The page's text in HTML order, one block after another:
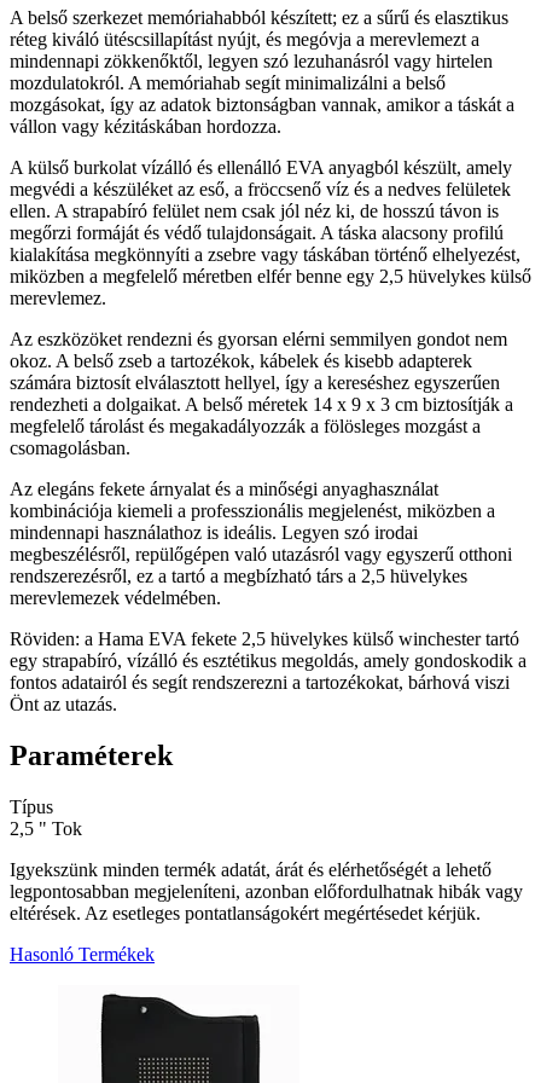
A belső szerkezet memóriahabból készített; ez a sűrű és elasztikus
réteg kiváló ütéscsillapítást nyújt, és megóvja a merevlemezt a
mindennapi zökkenőktől, legyen szó lezuhanásról vagy hirtelen
mozdulatokról. A memóriahab segít minimalizálni a belső
mozgásokat, így az adatok biztonságban vannak, amikor a táskát a
vállon vagy kézitáskában hordozza.
A külső burkolat vízálló és ellenálló EVA anyagból készült, amely
megvédi a készüléket az eső, a fröccsenő víz és a nedves felületek
ellen. A strapabíró felület nem csak jól néz ki, de hosszú távon is
megőrzi formáját és védő tulajdonságait. A táska alacsony profilú
kialakítása megkönnyíti a zsebre vagy táskában történő elhelyezést,
miközben a megfelelő méretben elfér benne egy 2,5 hüvelykes külső
merevlemez.
Az eszközöket rendezni és gyorsan elérni semmilyen gondot nem
okoz. A belső zseb a tartozékok, kábelek és kisebb adapterek
számára biztosít elválasztott hellyel, így a kereséshez egyszerűen
rendezheti a dolgaikat. A belső méretek 14 x 9 x 3 cm biztosítják a
megfelelő tárolást és megakadályozzák a fölösleges mozgást a
csomagolásban.
Az elegáns fekete árnyalat és a minőségi anyaghasználat
kombinációja kiemeli a professzionális megjelenést, miközben a
mindennapi használathoz is ideális. Legyen szó irodai
megbeszélésről, repülőgépen való utazásról vagy egyszerű otthoni
rendszerezésről, ez a tartó a megbízható társ a 2,5 hüvelykes
merevlemezek védelmében.
Röviden: a Hama EVA fekete 2,5 hüvelykes külső winchester tartó
egy strapabíró, vízálló és esztétikus megoldás, amely gondoskodik a
fontos adatairól és segít rendszerezni a tartozékokat, bárhová viszi
Önt az utazás.
Paraméterek
Típus
2,5 " Tok
Igyekszünk minden termék adatát, árát és elérhetőségét a lehető
legpontosabban megjeleníteni, azonban előfordulhatnak hibák vagy
eltérések. Az esetleges pontatlanságokért megértésedet kérjük.
Hasonló Termékek